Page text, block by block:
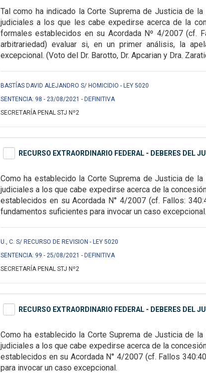
Tal como ha indicado la Corte Suprema de Justicia de la
judiciales a los que les cabe expedirse acerca de la
formalesestablecidos en su Acordada Nº 4/2007 (cf.
arbitrariedad) evaluar si, en un primer análisis, la
excepcional. (Voto del Dr. Barotto, Dr. Apcarian y Dra.
BASTÍAS DAVID ALEJANDRO S/ HOMICIDIO - LEY 5020
SENTENCIA: 98 - 23/08/2021 - DEFINITIVA
SECRETARÍA PENAL STJ Nº2
RECURSO EXTRAORDINARIO FEDERAL - DEBERES
Como ha establecido la Corte Suprema de Justicia de la
judiciales a los que cabe expedirse acerca de la
establecidos en su Acordada N° 4/2007 (cf. Fallos:
fundamentos suficientes para invocar un caso
U., C. S/ RECURSO DE REVISION - LEY 5020
SENTENCIA: 99 - 25/08/2021 - DEFINITIVA
SECRETARÍA PENAL STJ Nº2
RECURSO EXTRAORDINARIO FEDERAL - DEBERES
Como ha establecido la Corte Suprema de Justicia de la
judiciales a los que cabe expedirse acerca de la
establecidos en su Acordada N° 4/2007 (cf. Fallos
para invocar un caso excepcional.